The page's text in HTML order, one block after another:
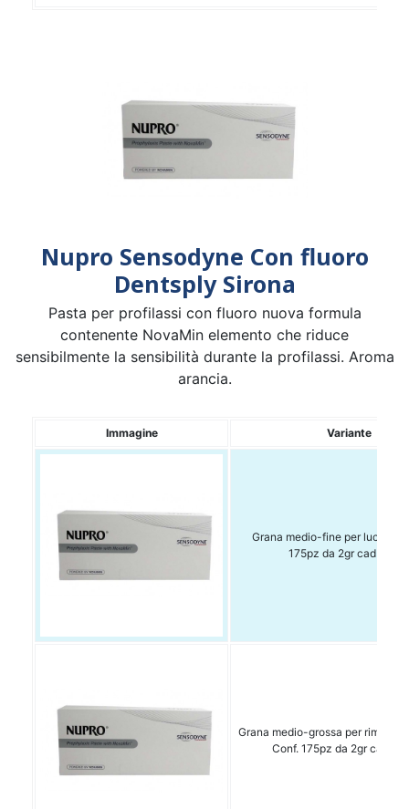
Nupro Sensodyne Con fluoro
Dentsply Sirona
Pasta per profilassi con fluoro nuova formula
contenente NovaMin elemento che riduce
sensibilmente la sensibilità durante la profilassi. Aroma
arancia.
Immagine Variante
Grana medio-fine per
175pz da 2gr cad +
Grana medio-grossa per
Conf. 175pz da 2gr cad. +